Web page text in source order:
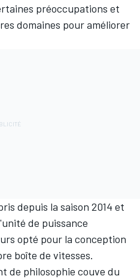
préoccupations et
domaines pour améliorer
depuis la saison 2014 et
de puissance
opté pour la conception
boîte de vitesses.
de philosophie couve du